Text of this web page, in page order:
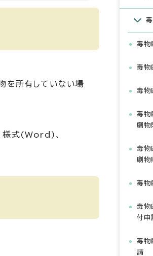
を所有していない場
様式(Word)、
毒物
毒物
毒物
毒物
劇物
毒物
劇物
毒物
毒物
付申
毒物
請